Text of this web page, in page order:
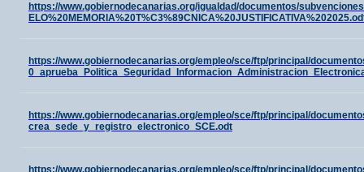
https://www.gobiernodecanarias.org/igualdad/documentos/
https://www.gobiernodecanarias.org/empleo/sce/ftp/principal/
https://www.gobiernodecanarias.org/empleo/sce/ftp/principal/
crea_sede_y_registro_electronico_SCE.odt